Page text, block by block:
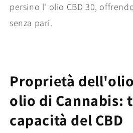
persino l' olio CBD 30,
senza pari.
Proprietà
olio di Cannabis:
capacità del CBD